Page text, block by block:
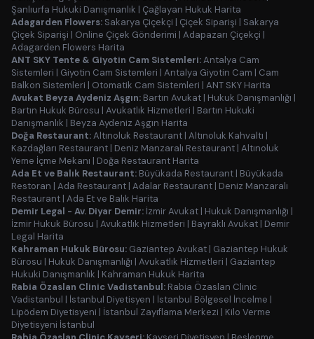
Şanlıurfa Hukuki Danışmanlık | Çağlayan Hukuk Harita
Adagarden Flowers: Sakarya Çiçekçi | Çiçek Siparişi | Sakarya
Çiçek Siparişi | Online Çiçek Gönderimi | Adapazarı Çiçekçi |
Adagarden Flowers Harita
ANT SKY Tente & Giyotin Cam Sistemleri:Antalya Cam
Sistemleri | Giyotin Cam Sistemleri | Antalya Giyotin Cam | Cam
Balkon Sistemleri | Otomatik Cam Sistemleri | ANT SKY Harita
Avukat Beyza Aydeniz Aşgın: Bartın Avukat | Hukuk Danışmanlığı |
Bartın Hukuk Bürosu | Avukatlık Hizmetleri | Bartın Hukuki
Danışmanlık | Beyza Aydeniz Aşgın Harita
Doğa Restaurant:Altınoluk Restaurant | Altınoluk Kahvaltı |
Kazdağları Restaurant | Deniz Manzaralı Restaurant | Altınoluk
Yeme İçme Mekanı | Doğa Restaurant Harita
Ada Et ve Balık Restaurant: Büyükada Restaurant | Büyükada
Restoran | Ada Restaurant | Adalar Restaurant | Deniz Manzaralı
Restaurant | Ada Et ve Balık Harita
Demir Legal - Av. Diyar Demir: İzmir Avukat | Hukuk Danışmanlığı |
İzmir Hukuk Bürosu | Avukatlık Hizmetleri | Bayraklı Avukat | Demir
Legal Harita
Kahraman Hukuk Bürosu: Gaziantep Avukat | Gaziantep Hukuk
Bürosu | Hukuk Danışmanlığı | Avukatlık Hizmetleri | Gaziantep
Hukuki Danışmanlık | Kahraman Hukuk Harita
Rabia Özaslan Clinic Vadistanbul: Rabia Özaslan Clinic
Vadistanbul | İstanbul Diyetisyen | İstanbul Bölgesel İncelme |
Lipödem Diyetisyeni | İstanbul Zayıflama Merkezi | Kilo Verme
Diyetisyeni İstanbul